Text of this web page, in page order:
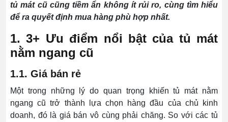
tủ mát cũ cũng tiềm ẩn không ít rủi ro, cùng tìm hiểu
để ra quyết định mua hàng phù hợp nhất.
1. 3+ Ưu điểm nổi bật của tủ mát
nằm ngang cũ
1.1. Giá bán rẻ
Một trong những lý do quan trọng khiến tủ mát nằm
ngang cũ trở thành lựa chọn hàng đầu của chủ kinh
doanh, đó là giá bán vô cùng phải chăng. So với các tủ